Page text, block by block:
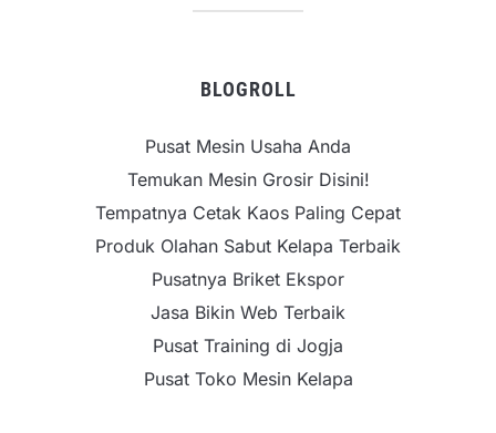
BLOGROLL
Pusat Mesin Usaha Anda
Temukan Mesin Grosir Disini!
Tempatnya Cetak Kaos Paling Cepat
Produk Olahan Sabut Kelapa Terbaik
Pusatnya Briket Ekspor
Jasa Bikin Web Terbaik
Pusat Training di Jogja
Pusat Toko Mesin Kelapa